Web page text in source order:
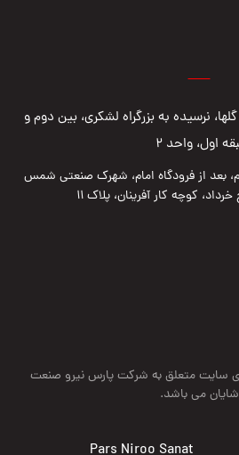
گلها، نرسیده به بزرگراه لشکری، بین دوم و
قم، بعد از فرودگاه امام، شهرک صنعتی شمس
خرداد، کوچه کار آفرینان، پلاک ۱۱
سایت متعلق به شرکت پارس نیرو صنعت
شایان می باشد.